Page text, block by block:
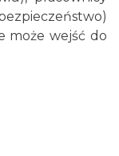
może wejść do